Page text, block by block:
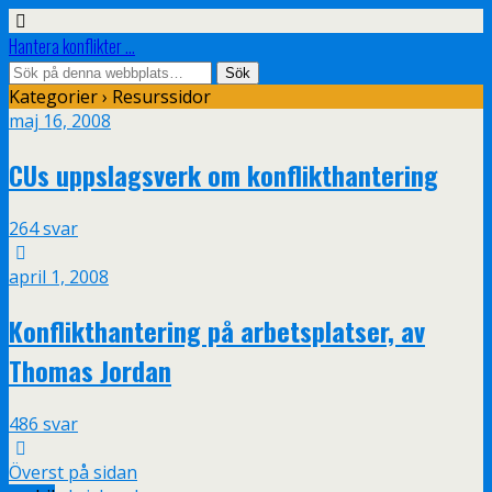
Hantera konflikter ...
Kategorier › Resurssidor
maj 16, 2008
CUs uppslagsverk om konflikthantering
264 svar
april 1, 2008
Konflikthantering på arbetsplatser, av
Thomas Jordan
486 svar
Överst på sidan